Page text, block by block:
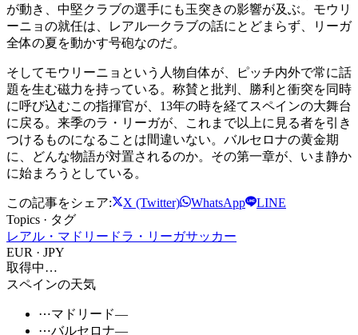
が動き、中堅クラブの選手にも玉突きの影響が及ぶ。モウリ
ーニョの就任は、レアル一クラブの話にとどまらず、リーガ
全体の夏を動かす号砲なのだ。
そしてモウリーニョという人物自体が、ピッチ内外で常に話
題を生む磁力を持っている。称賛と批判、勝利と衝突を同時
に呼び込むこの指揮官が、13年の時を経てスペインの大舞台
に戻る。来季のラ・リーガが、これまで以上に見る者を引き
つけるものになることは間違いない。バルセロナの黄金期
に、どんな物語が対置されるのか。その第一章が、いま静か
に始まろうとしている。
この記事をシェア: X (Twitter) WhatsApp
LINE
Topics · タグ
レアル・マドリードラ・リーガサッカー
EUR · JPY
取得中…
スペインの天気
⋯マドリード—
⋯バルセロナ—